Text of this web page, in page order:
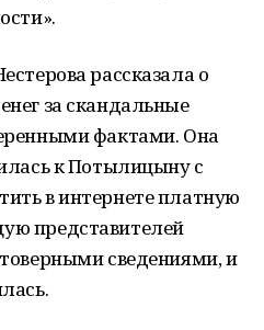
рассказала о
за скандальные
фактами. Она
к Потылицыну с
в интернете платную
представителей
сведениями, и